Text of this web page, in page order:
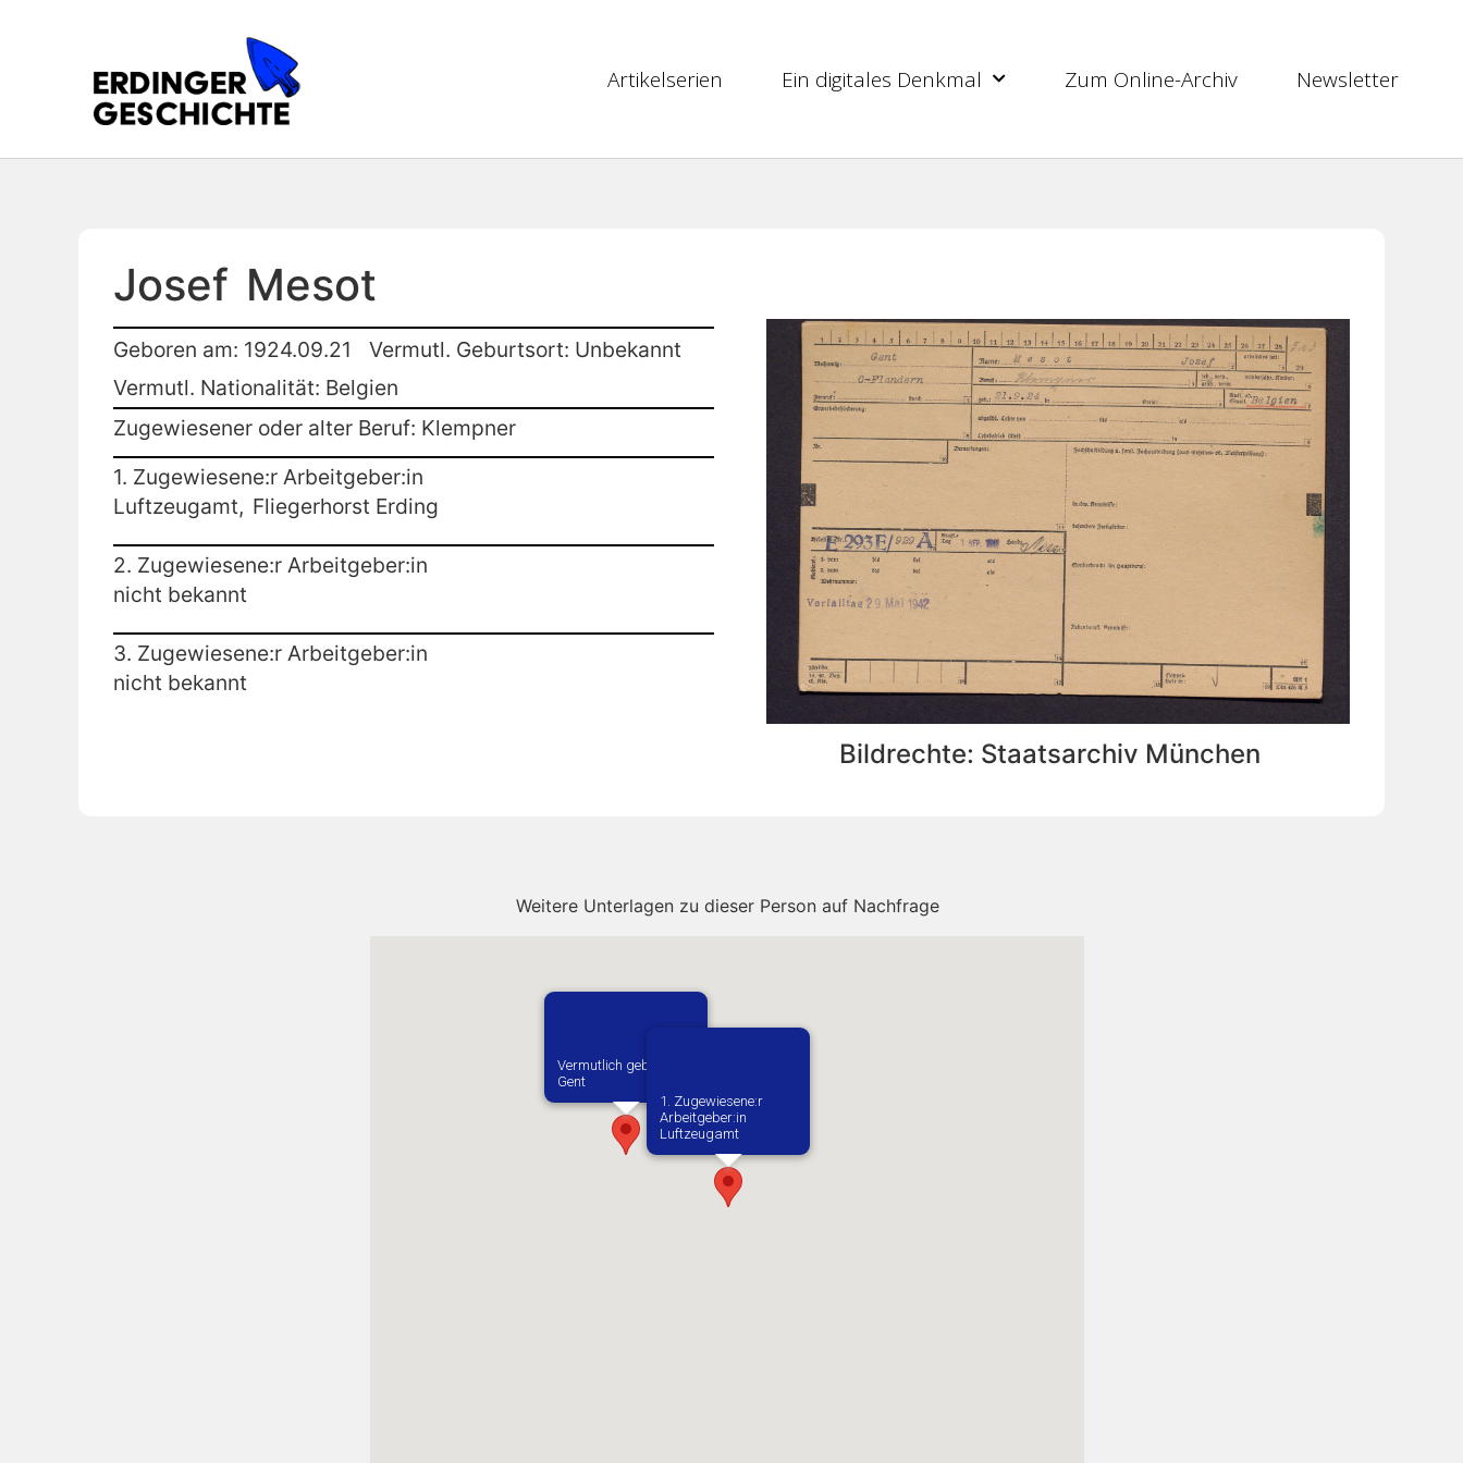
Artikelserien Ein digitales Denkmal Zum Online-Archiv Newsletter
Josef Mesot
Geboren am: 1924.09.21
Vermutl. Geburtsort: Unbekannt
Vermutl. Nationalität: Belgien
Zugewiesener oder alter Beruf: Klempner
1. Zugewiesene:r Arbeitgeber:in
Luftzeugamt, Fliegerhorst Erding
2. Zugewiesene:r Arbeitgeber:in
nicht bekannt
3. Zugewiesene:r Arbeitgeber:in
nicht bekannt
Bildrechte: Staatsarchiv München
Weitere Unterlagen zu dieser Person auf Nachfrage
Vermutlich geboren in
Gent
1. Zugewiesene:r
Arbeitgeber:in​
Luftzeugamt